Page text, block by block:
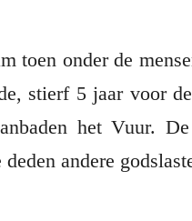
toen onder de
stierf 5 jaar voor
het Vuur.
deden andere